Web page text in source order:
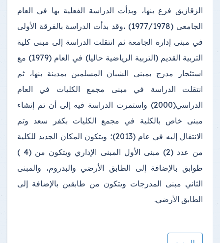
الزقازيق فرع بنها، وبدأت الدراسة الفعلية بها فى العام
الجامعى (1977/1978) ،وقد بدأت الدراسة بالفرقة الأولى
في مبنى إدارة الجامعة ثم انتقلت الدراسة إلى مبنى كلية
التربية القديم (التربية الرياضية حاليا) في العام (1979) مع
استئجار مدرج بمبنى الشبان المسلمين بمدينة بنها، ثم
انتقلت الدراسة في مبنى مجمع الكليات في العام
الدراسي(2000) واستمرت الدراسة فيه إلى أن تم إنشاء
مبنى خاص بالكلية في مجمع الكليات بكفر سعد وتم
الانتقال إليه في عام (2013)؛ ويتكون المكان الجديد للكلية
من عدد (2) مبنى الأول المبنى الإداري ويتكون من (4 )
طوابق بالإضافة إلى الطابق الأرضي والبدروم، والمبنى
الثاني مبنى المدرجات ويتكون من طابقين بالإضافة إلى
الطابق الأرضي.